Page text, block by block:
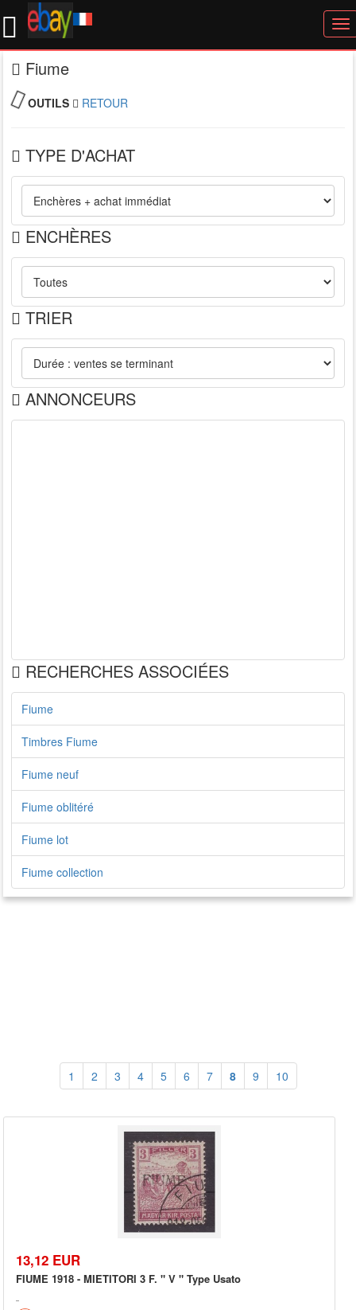
Fiume
OUTILS RETOUR
TYPE D'ACHAT
ENCHÈRES
TRIER
ANNONCEURS
RECHERCHES ASSOCIÉES
Fiume
Timbres Fiume
Fiume neuf
Fiume oblitéré
Fiume lot
Fiume collection
1 2 3 4 5 6 7 8 9 10
13,12 EUR
FIUME 1918 - MIETITORI 3 F. " V " Type Usato